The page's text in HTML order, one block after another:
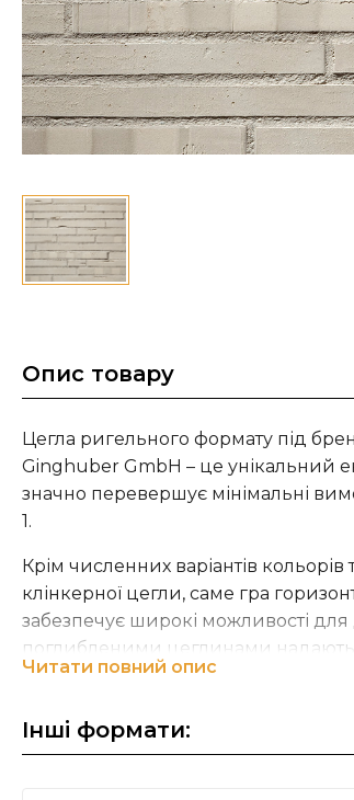
Опис товару
Цегла ригельного формату під
Ginghuber GmbH – це унікальний
значно перевершує мінімальні
1.
Крім численних варіантів кольорів
клінкерної цегли, саме гра
забезпечує широкі можливості
поглибленими цеглинами
зовнішній вигляд будь-якому фасаду,
GIMA може виготовити будь-які
кольорі та форматі. Клінкерну
Читати повний опис
Інші формати: